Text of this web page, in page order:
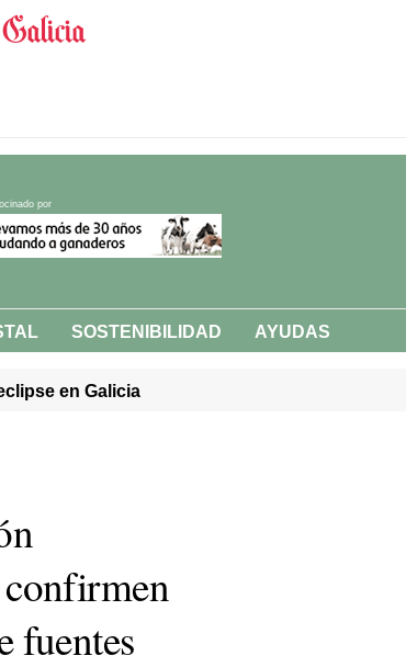
por
SOSTENIBILIDAD AYUDAS
en Galicia
fuentes